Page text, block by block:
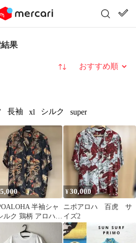
果
並び替え
長袖 xl シルク super
半袖シャ
ルク 鶏柄 アロハシ
¥30,000
ニポアロハ 百虎 サ
イズ2